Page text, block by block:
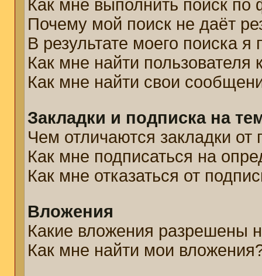
Как мне выполнить поиск
Почему мой поиск не даёт
В результате моего поиска
Как мне найти пользователя
Как мне найти свои
Закладки и подписка на
Чем отличаются закладки от
Как мне подписаться на
Как мне отказаться от
Вложения
Какие вложения разрешены
Как мне найти мои